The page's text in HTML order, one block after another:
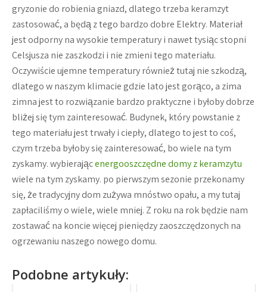
gryzonie do robienia gniazd, dlatego trzeba keramzyt
zastosować, a będą z tego bardzo dobre Elektry. Materiał
jest odporny na wysokie temperatury i nawet tysiąc stopni
Celsjusza nie zaszkodzi i nie zmieni tego materiału.
Oczywiście ujemne temperatury również tutaj nie szkodzą,
dlatego w naszym klimacie gdzie lato jest gorąco, a zima
zimna jest to rozwiązanie bardzo praktyczne i byłoby dobrze
bliżej się tym zainteresować. Budynek, który powstanie z
tego materiału jest trwały i ciepły, dlatego to jest to coś,
czym trzeba byłoby się zainteresować, bo wiele na tym
zyskamy. wybierającenergooszczędne domy z keramzytu
wiele na tym zyskamy. po pierwszym sezonie przekonamy
się, że tradycyjny dom zużywa mnóstwo opału, a my tutaj
zapłaciliśmy o wiele, wiele mniej. Z roku na rok będzie nam
zostawać na koncie więcej pieniędzy zaoszczędzonych na
ogrzewaniu naszego nowego domu.
Podobne artykuły: